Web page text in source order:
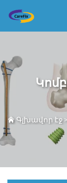
Գլխավոր էջ>